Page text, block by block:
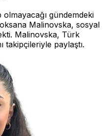
gündemdeki
Malinovska, sosyal
Malinovska, Türk
takipçileriyle paylaştı.